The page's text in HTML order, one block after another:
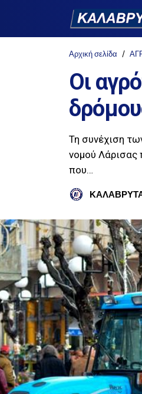
Αρχική σελίδα
Οι
Τη συνέχιση
νομού Λάρισας
που…